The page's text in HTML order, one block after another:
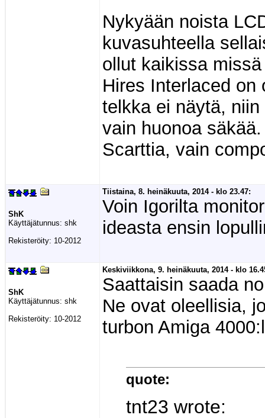
Nykyään noista
kuvasuhteella
ollut kaikissa
Hires Interlaced
telkka ei näytä,
vain huonoa
Scarttia, vain
ShK
Käyttäjätunnus: shk
Rekisteröity: 10-2012
Tiistaina, 8. heinäkuuta, 2014 - klo 23.47:
Voin Igorilta
ideasta ensin
ShK
Käyttäjätunnus: shk
Rekisteröity: 10-2012
Keskiviikkona, 9. heinäkuuta, 2014 - klo
Saattaisin saada
Ne ovat oleellisia,
turbon Amiga
quote:
tnt23 wrote: